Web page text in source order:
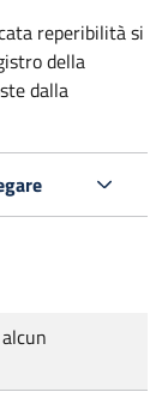
reperibilità si
della
dalla